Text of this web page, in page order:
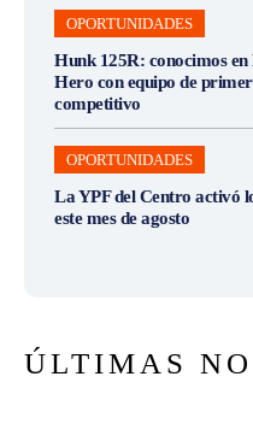
OPORTUNIDADES
Hunk 125R: conocimos en
Hero con equipo de
competitivo
OPORTUNIDADES
La YPF del Centro activó
este mes de agosto
ÚLTIMAS